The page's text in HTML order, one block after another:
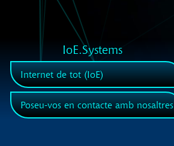
IoE.Systems
Internet de tot (IoE)
Poseu-vos en contacte amb nosaltres